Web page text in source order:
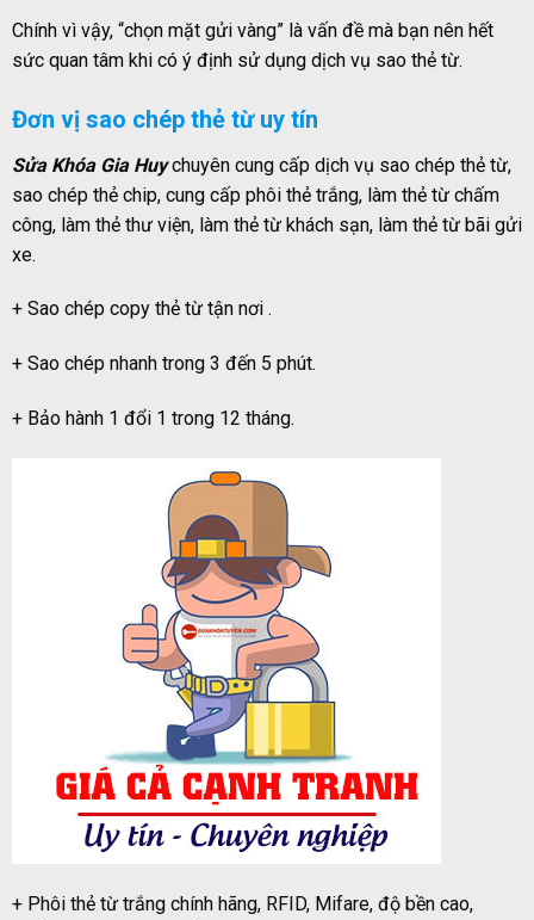
Chính vì vậy, “chọn mặt gửi vàng” là vấn đề mà bạn nên hết
sức quan tâm khi có ý định sử dụng dịch vụ sao thẻ từ.
Đơn vị sao chép thẻ từ uy tín
Sửa Khóa Gia Huychuyên cung cấp dịch vụ sao chép thẻ từ,
sao chép thẻ chip, cung cấp phôi thẻ trắng, làm thẻ từ chấm
công, làm thẻ thư viện, làm thẻ từ khách sạn, làm thẻ từ bãi gửi
xe.
+ Sao chép copy thẻ từ tận nơi .
+ Sao chép nhanh trong 3 đến 5 phút.
+ Bảo hành 1 đổi 1 trong 12 tháng.
+ Phôi thẻ từ trắng chính hãng, RFID, Mifare, độ bền cao,